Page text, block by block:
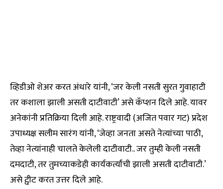
व्हिडीओ शेअर करत अंधारे यांनी, ‘जर केली नसती सुरत गुवाहाटी
तर कशाला झाली असती दाटीवाटी’ असे कॅप्शन दिले आहे. यावर
अनेकांनी प्रतिक्रिया दिली आहे. राष्ट्रवादी (अजित पवार गट) प्रदेश
उपाध्यक्ष सलीम सारंग यांनी, ‘जेव्हा जनता असते नेत्यांच्या पाठी,
तेव्हा नेत्यांनाही चालते केलेली दाटीवाटी.. जर तुम्ही केली नसती
दमदाटी, तर तुमच्याकडेही कार्यकर्त्यांची झाली असती दाटीवाटी.’
असे ट्वीट करत उत्तर दिले आहे.